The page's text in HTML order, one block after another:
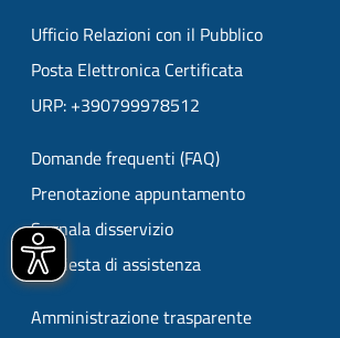
Ufficio Relazioni con il Pubblico
Posta Elettronica Certificata
URP: +390799978512
Domande frequenti (FAQ)
Prenotazione appuntamento
Segnala disservizio
Richiesta di assistenza
Amministrazione trasparente